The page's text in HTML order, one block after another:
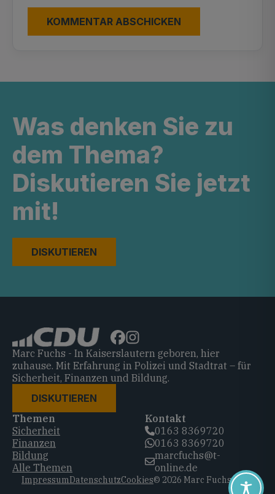
Was denken Sie zu
dem Thema?
Diskutieren Sie jetzt
mit!
DISKUTIEREN
Marc Fuchs - In Kaiserslautern geboren, hier
zuhause. Mit Erfahrung in Polizei und Stadtrat – für
Sicherheit, Finanzen und Bildung.
DISKUTIEREN
Themen
Sicherheit
Finanzen
Bildung
Alle Themen
Kontakt
0163 8369720‬
0163 8369720‬
marcfuchs@t-
online.de
ImpressumDatenschutzCookies© 2026 Marc Fuchs, CDU